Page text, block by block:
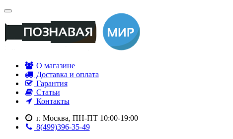
О магазине
Доставка и оплата
Гарантия
Статьи
Контакты
г. Москва, ПН-ПТ 10:00-19:00
8(499)396-35-49